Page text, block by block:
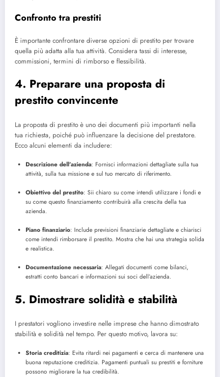
Confronto tra prestiti
È importante confrontare diverse opzioni di prestito per trovare
quella più adatta alla tua attività. Considera tassi di interesse,
commissioni, termini di rimborso e flessibilità.
4. Preparare una proposta di
prestito convincente
La proposta di prestito è uno dei documenti più importanti nella
tua richiesta, poiché può influenzare la decisione del prestatore.
Ecco alcuni elementi da includere:
Descrizione dell’azienda: Fornisci informazioni dettagliate sulla tua
attività, sulla tua missione e sul tuo mercato di riferimento.
Obiettivo del prestito: Sii chiaro su come intendi utilizzare i fondi e
su come questo finanziamento contribuirà alla crescita della tua
azienda.
Piano finanziario: Include previsioni finanziarie dettagliate e chiarisci
come intendi rimborsare il prestito. Mostra che hai una strategia solida
e realistica.
Documentazione necessaria: Allegati documenti come bilanci,
estratti conto bancari e informazioni sui soci dell’azienda.
5. Dimostrare solidità e stabilità
I prestatori vogliono investire nelle imprese che hanno dimostrato
stabilità e solidità nel tempo. Per questo motivo, lavora su:
Storia creditizia: Evita ritardi nei pagamenti e cerca di mantenere una
buona reputazione creditizia. Pagamenti puntuali su prestiti e forniture
possono migliorare la tua credibilità.